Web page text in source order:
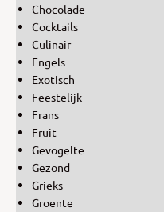
Chocolade
Cocktails
Culinair
Engels
Exotisch
Feestelijk
Frans
Fruit
Gevogelte
Gezond
Grieks
Groente